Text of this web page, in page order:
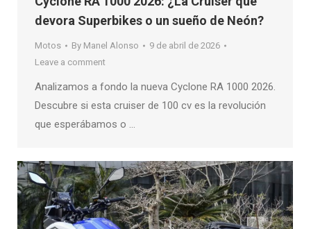
devora Superbikes o un sueño de Neón?
Motos By Manel Alonso
9 de abril de 2026
Leave a comment
Analizamos a fondo la nueva Cyclone RA 1000 2026.
Descubre si esta cruiser de 100 cv es la revolución
que esperábamos o …